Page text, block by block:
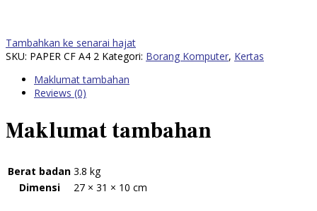
Tambahkan ke senarai hajat
SKU: PAPER CF A4 2 Kategori: Borang Komputer, Kertas
Maklumat tambahan
Reviews (0)
Maklumat tambahan
Berat badan 3.8 kg
Dimensi
27 × 31 × 10 cm